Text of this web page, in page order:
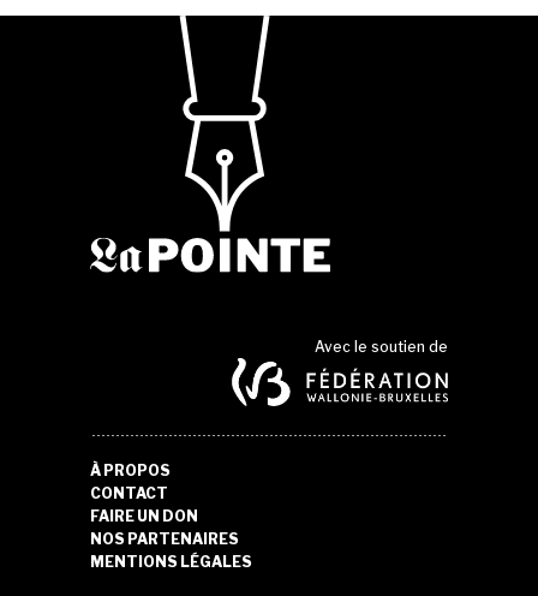
Avec le soutien de
À PROPOS
CONTACT
FAIRE UN DON
NOS PARTENAIRES
MENTIONS LÉGALES